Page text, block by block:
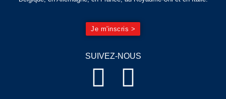
SUIVEZ-NOUS
Je m'inscris >